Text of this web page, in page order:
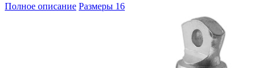
Полное описание Размеры 16